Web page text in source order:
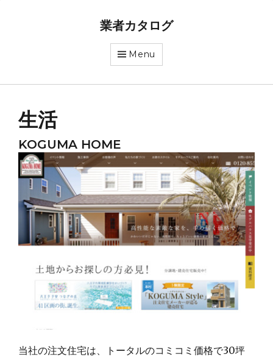
業者カタログ
Menu
生活
KOGUMA HOME
当社の注文住宅は、トータルのコミコミ価格で30坪